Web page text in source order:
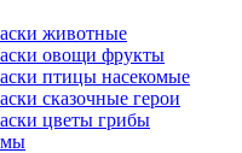
животные
овощи фрукты
птицы насекомые
сказочные герои
цветы грибы